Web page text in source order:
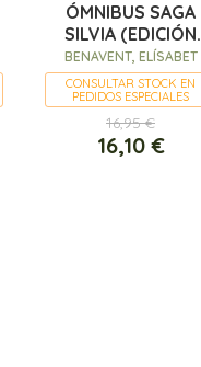
ÓMNIBUS SAGA
SILVIA (EDICIÓN
ESPECIAL LIMITADA
CON CANTOS
TINTADOS)
BENAVENT, ELÍSABET
CONSULTAR STOCK EN
PEDIDOS ESPECIALES
16,95 €
16,10 €